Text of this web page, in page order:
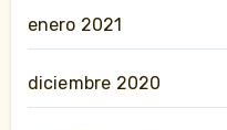
enero 2021
diciembre 2020